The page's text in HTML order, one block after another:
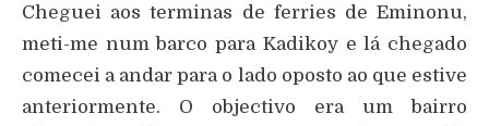
Cheguei aos terminas de ferries de Eminonu,
meti-me num barco para Kadikoy e lá chegado
comecei a andar para o lado oposto ao que estive
anteriormente. O objectivo era um bairro